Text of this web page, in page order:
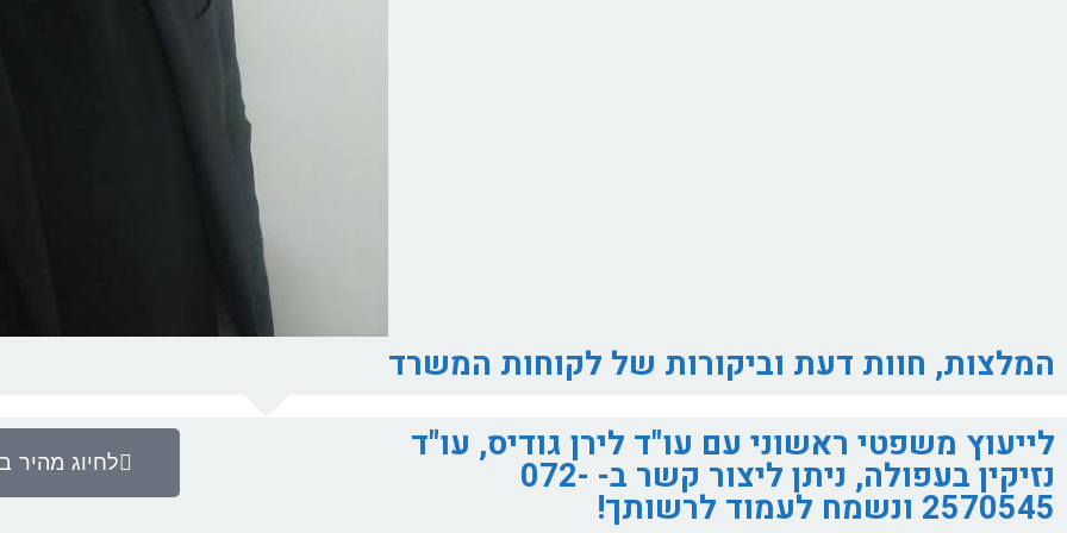
המלצות, חוות דעת וביקורות של לקוחות המשרד​
לייעוץ משפטי ראשוני עם עו"ד לירן גודיס, עו"ד
נזיקין בעפולה, ניתן ליצור קשר ב- 072-
2570545 ונשמח לעמוד לרשותך!
לחיוג מהיר